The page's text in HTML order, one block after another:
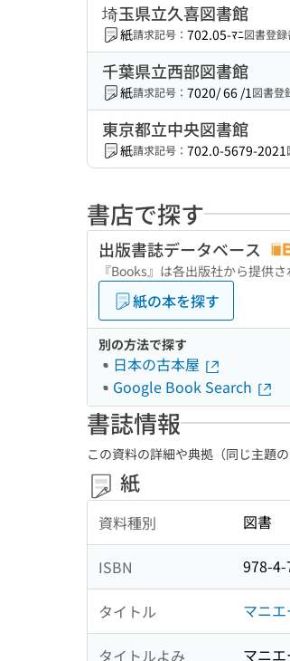
埼玉県立久喜図書館
紙請求記号： 702.05-ﾏﾆ図書登録
千葉県立西部図書館
紙請求記号： 7020/ 66 /1図書登
東京都立中央図書館
紙請求記号： 702.0-5679-2021
書店で探す
出版書誌データベース
『Books』は各出版社から提供
紙の本を探す
別の方法で探す
日本の古本屋
Google Book Search
書誌情報
この資料の詳細や典拠（同じ主題
紙
資料種別 図書
ISBN 978-
タイトル マニ
タイトルよみ マニ